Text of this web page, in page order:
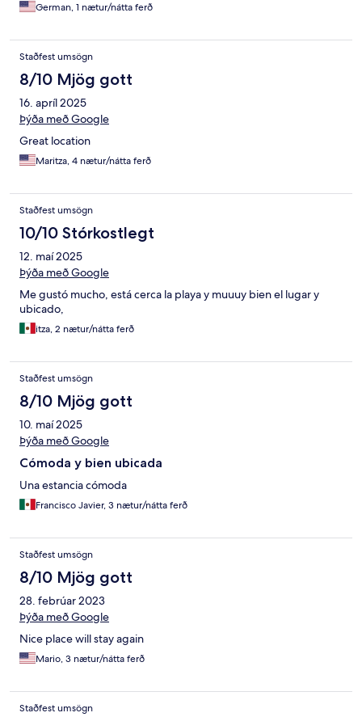
German, 1 nætur/nátta ferð
Staðfest umsögn
8/10 Mjög gott
16. apríl 2025
Þýða með Google
Great location
Maritza, 4 nætur/nátta ferð
Staðfest umsögn
10/10 Stórkostlegt
12. maí 2025
Þýða með Google
Me gustó mucho, está cerca la playa y muuuy bien el lugar y
ubicado,
itza, 2 nætur/nátta ferð
Staðfest umsögn
8/10 Mjög gott
10. maí 2025
Þýða með Google
Cómoda y bien ubicada
Una estancia cómoda
Francisco Javier, 3 nætur/nátta ferð
Staðfest umsögn
8/10 Mjög gott
28. febrúar 2023
Þýða með Google
Nice place will stay again
Mario, 3 nætur/nátta ferð
Staðfest umsögn